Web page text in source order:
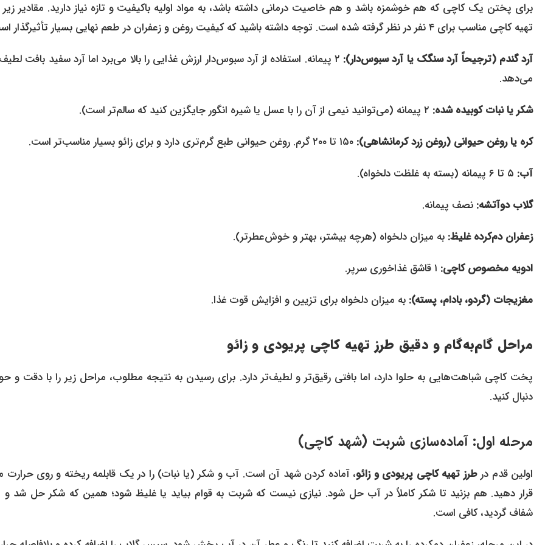
برای پختن یک کاچی که هم خوشمزه باشد و هم خاصیت درمانی داشته باشد، به مواد اولیه باکیفیت و تازه نیاز دارید. مقادیر زیر
تهیه کاچی مناسب برای ۴ نفر در نظر گرفته شده است. توجه داشته باشید که کیفیت روغن و زعفران در طعم نهایی بسیار تأثیرگذار است.
آرد گندم (ترجیحاً آرد سنگک یا آرد سبوس‌دار):
۲ پیمانه. استفاده از آرد سبوس‌دار ارزش غذایی را بالا می‌برد اما آرد سفید بافت
می‌دهد.
شکر یا نبات کوبیده شده:
کره یا روغن حیوانی (روغن زرد کرمانشاهی):
آب:
گلاب دوآتشه: نصف پیمانه.
زعفران دم‌کرده غلیظ: به میزان دلخواه (هرچه بیشتر، بهتر و خوش‌عطرتر).
ادویه مخصوص کاچی:
مغزیجات (گردو، بادام، پسته): به میزان دلخواه برای تزیین و افزایش قوت غذا.
مراحل گام‌به‌گام و دقیق طرز تهیه کاچی پریودی و زائو
پخت کاچی شباهت‌هایی به حلوا دارد، اما بافتی رقیق‌تر و لطیف‌تر دارد. برای رسیدن به نتیجه مطلوب، مراحل زیر را با دقت و
دنبال کنید.
مرحله اول: آماده‌سازی شربت (شهد کاچی)
اولین قدم درطرز تهیه کاچی پریودی و زائو، آماده کردن شهد آن است. آب و شکر (یا نبات) را در یک قابلمه ریخته و روی حرارت
قرار دهید. هم بزنید تا شکر کاملاً در آب حل شود. نیازی نیست که شربت به قوام بیاید یا غلیظ شود؛ همین که شکر حل شد و
شفاف گردید، کافی است.